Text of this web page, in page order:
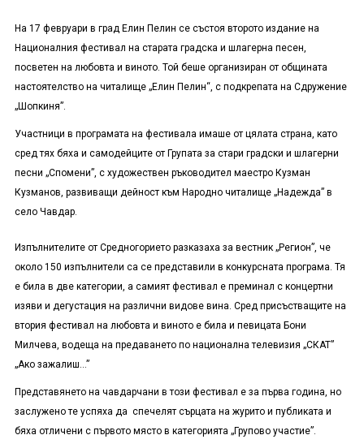
На 17 февруари в град Елин Пелин се състоя второто издание на
Националния фестивал на старата градска и шлагерна песен,
посветен на любовта и виното. Той беше организиран от общината
настоятелство на читалище „Елин Пелин“, с подкрепата на Сдружение
„Шопкиня”.
Участници в програмата на фестивала имаше от цялата страна, като
сред тях бяха и самодейците от Групата за стари градски и шлагерни
песни „Спомени”, с художествен ръководител маестро Кузман
Кузманов, развиващи дейност към Народно читалище „Надежда” в
село Чавдар.
Изпълнителите от Средногорието разказаха за вестник „Регион”, че
около 150 изпълнители са се представили в конкурсната програма. Тя
е била в две категории, а самият фестивал е преминал с концертни
изяви и дегустация на различни видове вина. Сред присъстващите на
втория фестивал на любовта и виното е била и певицата Бони
Милчева, водеща на предаването по национална телевизия „СКАТ”
„Ако зажалиш…”
Представянето на чавдарчани в този фестивал е за първа година, но
заслужено те успяха да спечелят сърцата на журито и публиката и
бяха отличени с първото място в категорията „Групово участие”.